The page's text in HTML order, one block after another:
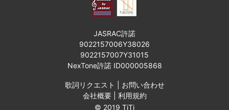
JASRAC許諾
9022157006Y38026
9022157007Y31015
NexTone許諾 ID000005868
歌詞リクエスト
お問い合わせ
会社概要| 利用規約
© 2019 TiTi